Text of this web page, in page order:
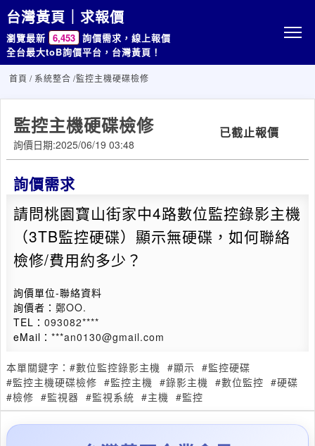
台灣黃頁｜求報價
瀏覽最新 6,453 詢價需求，線上報價
全台最大toB詢價平台，台灣黃頁！
首頁 / 系統整合 /監控主機硬碟檢修
監控主機硬碟檢修
詢價日期:2025/06/19 03:48
已截止報價
詢價需求
請問桃園寶山街家中4路數位監控錄影主機
（3TB監控硬碟）顯示無硬碟，如何聯絡
檢修/費用約多少？
詢價單位-聯絡資料
詢價者： 鄭OO.
TEL： 093082****
eMail： ***an0130@gmail.com
本單關鍵字： #數位監控錄影主機 #顯示 #監控硬碟
#監控主機硬碟檢修 #監控主機 #錄影主機 #數位監控 #硬碟
#檢修 #監視器 #監視系統 #主機 #監控